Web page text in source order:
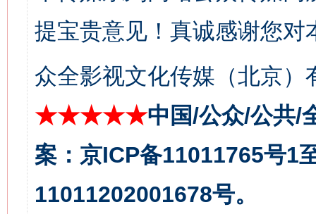
提宝贵意见！真诚感谢您
众全影视文化传媒（北京）
★★★★★中国/公众/公共/
案：京ICP备11011765号1
11011202001678号。
习近平的博鳌关键词
魏明亮